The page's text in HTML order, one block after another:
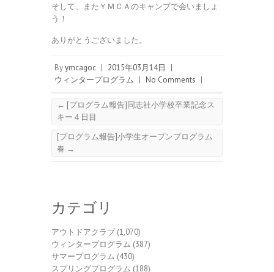
そして、またＹＭＣＡのキャンプで会いましょ
う！
ありがとうございました。
Byymcagoc | 2015年03月14日
|
ウィンタープログラム | No Comments |
← [プログラム報告]同志社小学校卒業記念ス
キー４日目
[プログラム報告]小学生オープンプログラム
春 →
カテゴリ
アウトドアクラブ (1,070)
ウィンタープログラム (387)
サマープログラム (430)
スプリングプログラム (188)